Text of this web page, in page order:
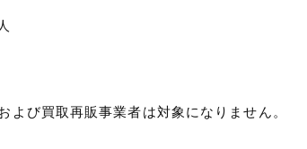
び買取再販事業者は対象になりません。